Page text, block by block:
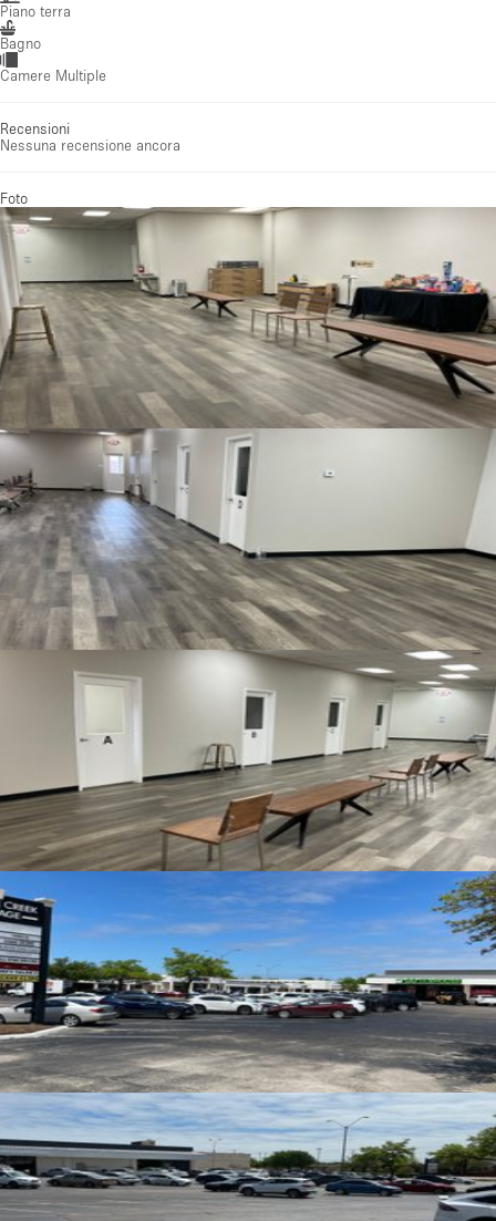
Piano terra
Bagno
Camere Multiple
Recensioni
Nessuna recensione ancora
Foto